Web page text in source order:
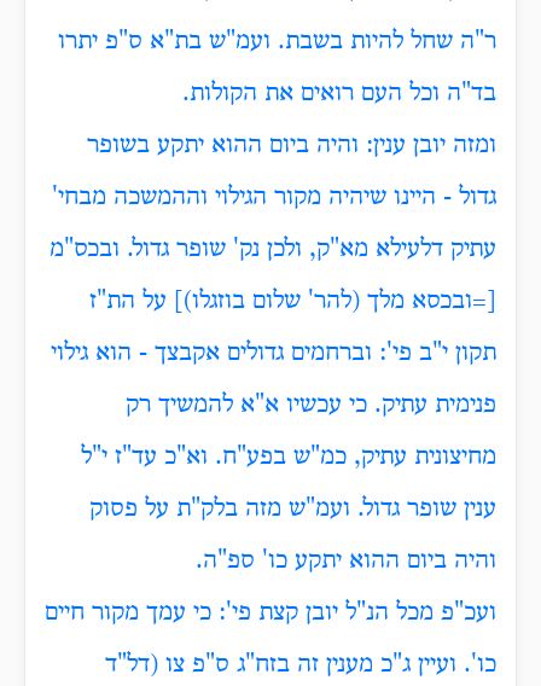
ר"ה שחל להיות בשבת. ועמ"ש בת"א ס"פ יתרו
בד"ה וכל העם רואים את הקולות.
ומזה יובן ענין: והיה ביום ההוא יתקע בשופר
גדול - היינו שיהיה מקור הגילוי וההמשכה מבחי'
עתיק דלעילא מא"ק, ולכן נק' שופר גדול. ובכס"מ
[=ובכסא מלך (להר' שלום בוזגלו)] על הת"ז
תקון י"ב פי': וברחמים גדולים אקבצך - הוא גילוי
פנימית עתיק. כי עכשיו א"א להמשיך רק
מחיצונית עתיק, כמ"ש בפע"ח. וא"כ עד"ז י"ל
ענין שופר גדול. ועמ"ש מזה בלק"ת על פסוק
והיה ביום ההוא יתקע כו' ספ"ה.
ועכ"פ מכל הנ"ל יובן קצת פי': כי עמך מקור חיים
כו'. ועיין ג"כ מענין זה בזח"ג ס"פ צו (דל"ד